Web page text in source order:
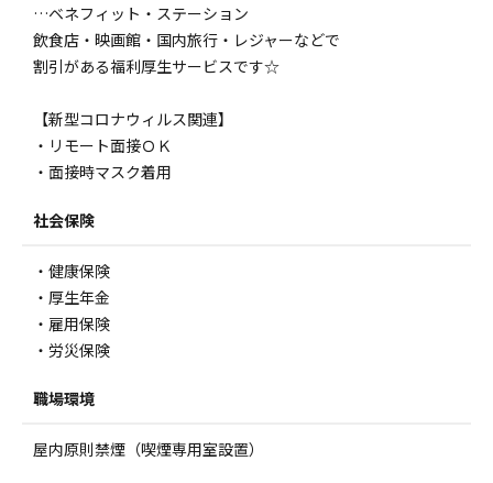
…ベネフィット・ステーション
飲食店・映画館・国内旅行・レジャーなどで
割引がある福利厚生サービスです☆
【新型コロナウィルス関連】
・リモート面接ＯＫ
・面接時マスク着用
社会保険
・健康保険
・厚生年金
・雇用保険
・労災保険
職場環境
屋内原則禁煙（喫煙専用室設置）